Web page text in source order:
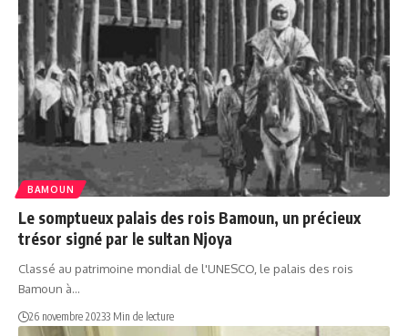
BAMOUN
Le somptueux palais des rois Bamoun, un précieux
trésor signé par le sultan Njoya
Classé au patrimoine mondial de l'UNESCO, le palais des rois
Bamoun à…
26 novembre 20233 Min de lecture